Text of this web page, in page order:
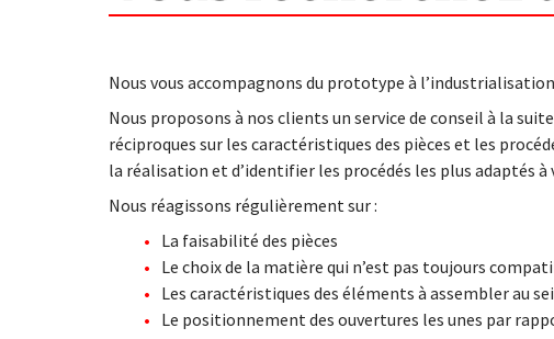
Nous vous accompagnons du prototype à
Nous proposons à nos clients un service de conseil à la
réciproques sur les caractéristiques des pièces et les
la réalisation et d’identifier les procédés les plus adaptés
Nous réagissons régulièrement sur :
La faisabilité des pièces
Le choix de la matière qui n’est pas toujours
Les caractéristiques des éléments à assembler au
Le positionnement des ouvertures les unes par